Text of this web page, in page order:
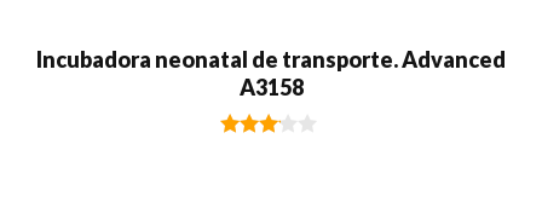
Incubadora neonatal de transporte. Advanced
A3158